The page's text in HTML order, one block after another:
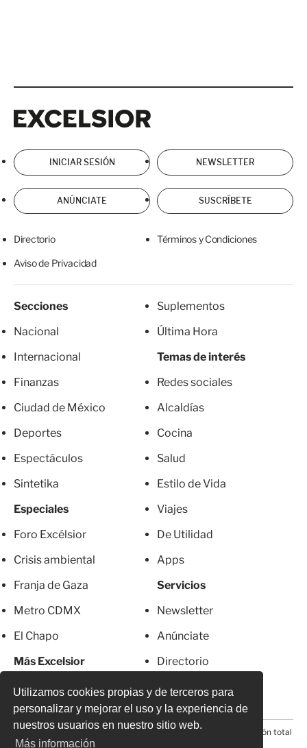
Utilizamos cookies propias y de terceros para
personalizar y mejorar el uso y la experiencia de
nuestros usuarios en nuestro sitio web.
Más información
INICIAR SESIÓN NEWSLETTER
ANÚNCIATE SUSCRÍBETE
Directorio Términos y Condiciones
Aviso de Privacidad
Secciones
Nacional
Internacional
Finanzas
Ciudad de México
Deportes
Espectáculos
Sintetika
Especiales
Foro Excélsior
Crisis ambiental
Franja de Gaza
Metro CDMX
El Chapo
Más Excelsior
Mujeres
Suplementos
Última Hora
Temas de interés
Redes sociales
Alcaldías
Cocina
Salud
Estilo de Vida
Viajes
De Utilidad
Apps
Servicios
Newsletter
Anúnciate
Directorio
Suscripciones
© 2026 Todos los derechos reservados. Prohibida la reproducción total
o parcial, incluyendo cualquier medio electrónico*